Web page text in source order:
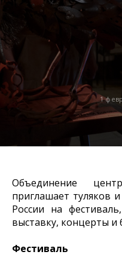
1
Объединение
приглашает туляков
России на
выставку, концерты и
Фестиваль